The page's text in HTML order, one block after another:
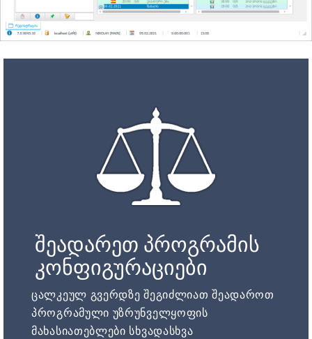
შეადარეთ პროგრამის
კონფიგურაციები
ცალკეულ გვერდზე შეგიძლიათ შეადაროთ
პროგრამული უზრუნველყოფის
მახასიათებლები სხვადასხვა